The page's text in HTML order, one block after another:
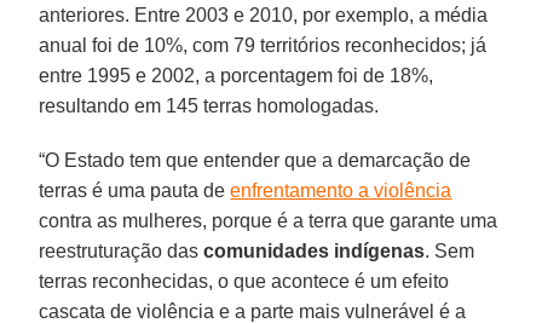
anteriores. Entre 2003 e 2010, por exemplo, a média
anual foi de 10%, com 79 territórios reconhecidos; já
entre 1995 e 2002, a porcentagem foi de 18%,
resultando em 145 terras homologadas.
“O Estado tem que entender que a demarcação de
terras é uma pauta deenfrentamento a violência
contra as mulheres, porque é a terra que garante uma
reestruturação dascomunidades indígenas. Sem
terras reconhecidas, o que acontece é um efeito
cascata de violência e a parte mais vulnerável é a